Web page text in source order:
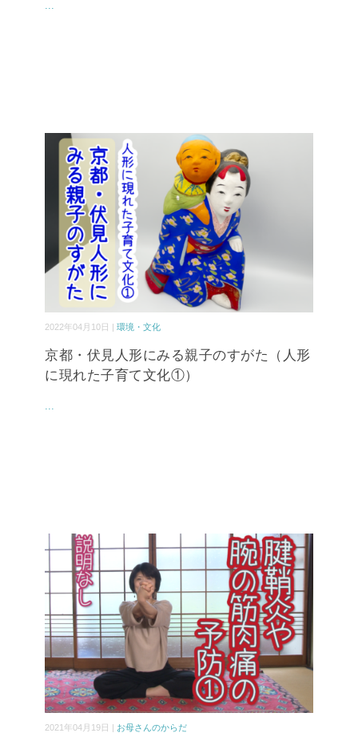
2022年04月10日 | 環境・文化
京都・伏見人形にみる親子のすがた（人形
に現れた子育て文化①）
2021年04月19日 | お母さんのからだ